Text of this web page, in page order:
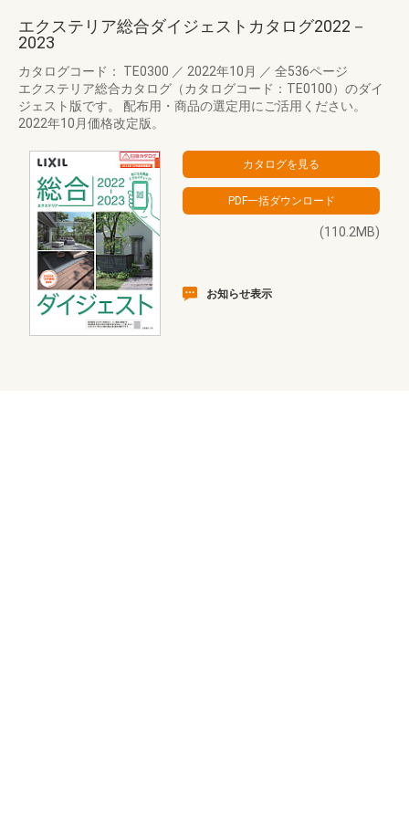
エクステリア総合ダイジェストカタログ2022－
2023
カタログコード： TE0300 ／ 2022年10月 ／ 全536ページ
エクステリア総合カタログ（カタログコード：TE0100）のダイ
ジェスト版です。 配布用・商品の選定用にご活用ください。
2022年10月価格改定版。
(110.2MB)
お知らせ表示